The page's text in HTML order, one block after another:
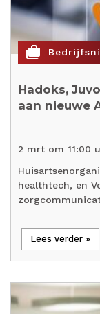
cases
Hadoks,
aan nieuwe
2 mrt om 11:00
healthtech, en
Lees verder »